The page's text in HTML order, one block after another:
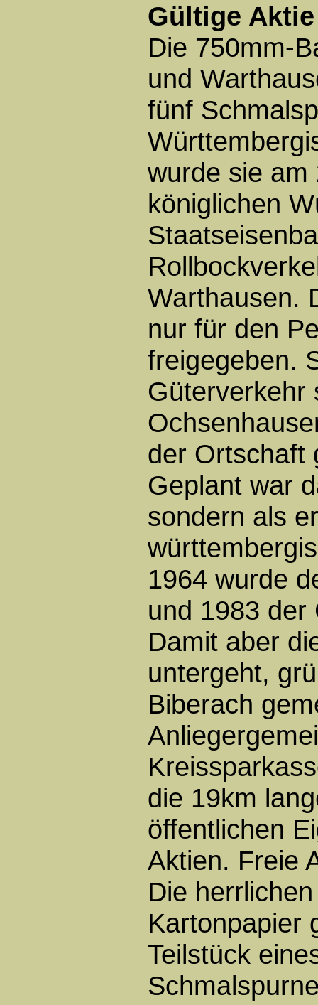
Gültige Aktie
Die 750mm-
und
fünf
wurde sie am
königlichen
Warthausen.
nur für den
freigegeben.
Güterverkehr
der Ortschaft
Geplant war
sondern als
1964 wurde
und 1983 der
Damit aber
untergeht,
Biberach
die 19km
öffentlichen
Aktien. Freie
Die
Kartonpapier
Teilstück